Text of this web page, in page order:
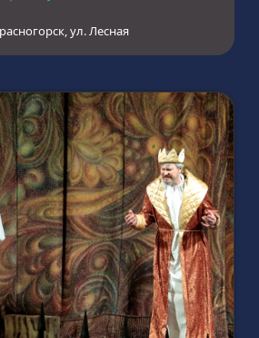
ул. Лесная